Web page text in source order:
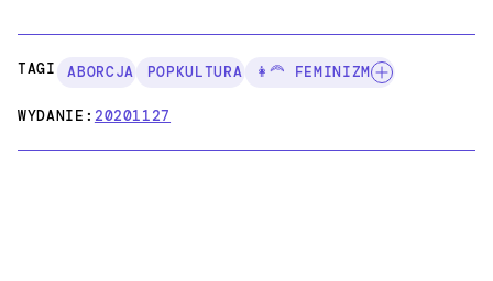
TAGI: ABORCJA POPKULTURA 👩‍🦰 FEMINIZM
WYDANIE:20201127